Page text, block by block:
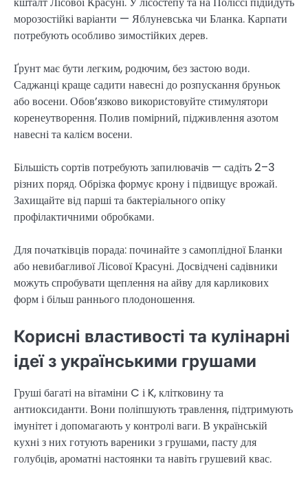
морозостійкі варіанти — Яблуневська чи Бланка. Карпати
потребують особливо зимостійких дерев.
Ґрунт має бути легким, родючим, без застою води.
Саджанці краще садити навесні до розпускання бруньок
або восени. Обов’язково використовуйте стимулятори
коренеутворення. Полив помірний, підживлення азотом
навесні та калієм восени.
Більшість сортів потребують запилювачів — садіть 2–3
різних поряд. Обрізка формує крону і підвищує врожай.
Захищайте від парші та бактеріального опіку
профілактичними обробками.
Для початківців порада: починайте з самоплідної Бланки
або невибагливої Лісової Красуні. Досвідчені садівники
можуть спробувати щеплення на айву для карликових
форм і більш раннього плодоношення.
Корисні властивості та кулінарні
ідеї з українськими грушами
Груші багаті на вітаміни C і K, клітковину та
антиоксиданти. Вони поліпшують травлення, підтримують
імунітет і допомагають у контролі ваги. В українській
кухні з них готують вареники з грушами, пасту для
голубців, ароматні настоянки та навіть грушевий квас.